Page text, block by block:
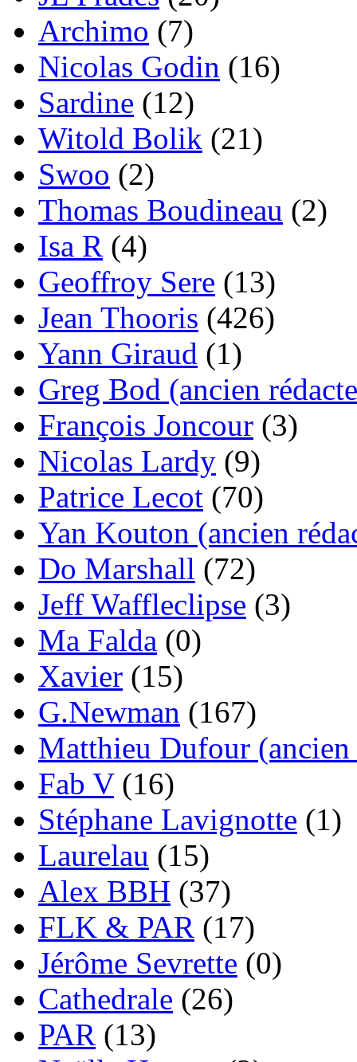
Archimo (7)
Nicolas Godin (16)
Sardine (12)
Witold Bolik (21)
Swoo (2)
Thomas Boudineau (2)
Isa R (4)
Geoffroy Sere (13)
Jean Thooris (426)
Yann Giraud (1)
Greg Bod (ancien
François Joncour (3)
Nicolas Lardy (9)
Patrice Lecot (70)
Yan Kouton (ancien
Do Marshall (72)
Jeff Waffleclipse (3)
Ma Falda (0)
Xavier (15)
G.Newman (167)
Matthieu Dufour (ancien
Fab V(16)
Stéphane Lavignotte (1)
Laurelau (15)
Alex BBH (37)
FLK & PAR (17)
Jérôme Sevrette (0)
Cathedrale (26)
PAR (13)